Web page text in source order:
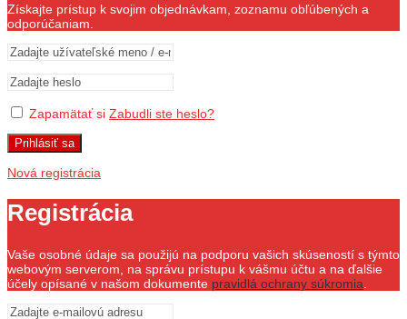
Získajte prístup k svojim objednávkam, zoznamu obľúbených a
odporúčaniam.
Zapamätať si Zabudli ste heslo?
Prihlásiť sa
Nová registrácia
Registrácia
Vaše osobné údaje sa použijú na podporu vašich skúseností s týmto
webovým serverom, na správu prístupu k vášmu účtu a na ďalšie
účely opísané v našom dokumente pravidlá ochrany súkromia